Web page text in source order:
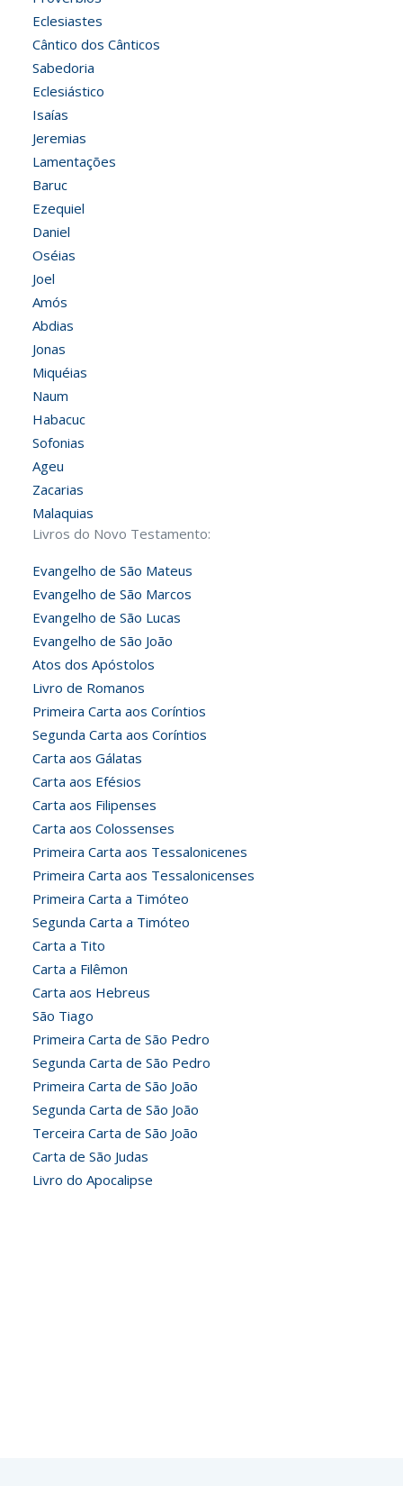
Eclesiastes
Cântico dos Cânticos
Sabedoria
Eclesiástico
Isaías
Jeremias
Lamentações
Baruc
Ezequiel
Daniel
Oséias
Joel
Amós
Abdias
Jonas
Miquéias
Naum
Habacuc
Sofonias
Ageu
Zacarias
Malaquias
Livros do Novo Testamento:
Evangelho de São Mateus
Evangelho de São Marcos
Evangelho de São Lucas
Evangelho de São João
Atos dos Apóstolos
Livro de Romanos
Primeira Carta aos Coríntios
Segunda Carta aos Coríntios
Carta aos Gálatas
Carta aos Efésios
Carta aos Filipenses
Carta aos Colossenses
Primeira Carta aos Tessalonicenes
Primeira Carta aos Tessalonicenses
Primeira Carta a Timóteo
Segunda Carta a Timóteo
Carta a Tito
Carta a Filêmon
Carta aos Hebreus
São Tiago
Primeira Carta de São Pedro
Segunda Carta de São Pedro
Primeira Carta de São João
Segunda Carta de São João
Terceira Carta de São João
Carta de São Judas
Livro do Apocalipse